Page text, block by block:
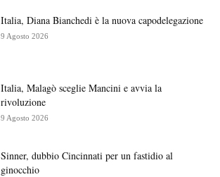
Italia, Diana Bianchedi è la nuova capodelegazione
9 Agosto 2026
Italia, Malagò sceglie Mancini e avvia la
rivoluzione
9 Agosto 2026
Sinner, dubbio Cincinnati per un fastidio al
ginocchio